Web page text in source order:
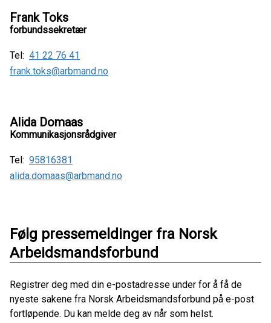
Frank Toks
forbundssekretær
Tel: 41 22 76 41
frank.toks@arbmand.no
Alida Domaas
Kommunikasjonsrådgiver
Tel: 95816381
alida.domaas@arbmand.no
Følg pressemeldinger fra Norsk
Arbeidsmandsforbund
Registrer deg med din e-postadresse under for å få de
nyeste sakene fra Norsk Arbeidsmandsforbund på e-post
fortløpende. Du kan melde deg av når som helst.